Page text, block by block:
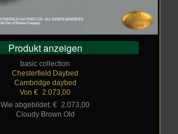
Produkt anzeigen
basic collection
Chesterfield Daybed
Cambridge daybed
Von € 2.073,00
Wie abgebildet: €
2.073,00
Cloudy Brown Old